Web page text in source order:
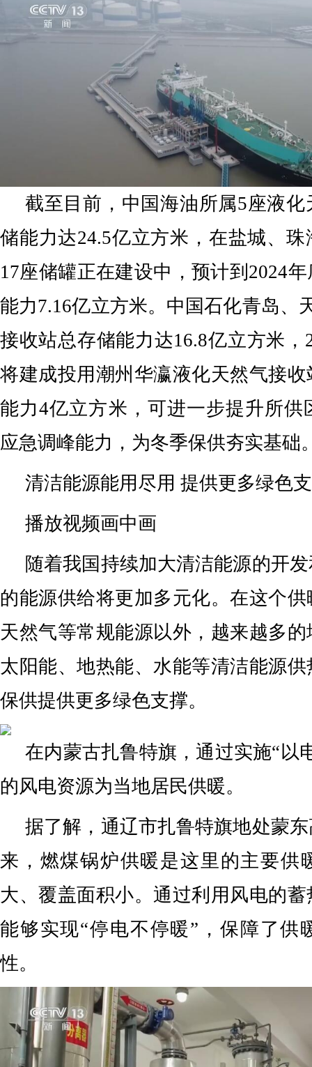
截至目前，中国海油所属5座液
储能力达24.5亿立方米，在盐城、
17座储罐正在建设中，预计到2024
能力7.16亿立方米。中国石化青岛、
接收站总存储能力达16.8亿立方米，
将建成投用潮州华瀛液化天然气接
能力4亿立方米，可进一步提升所供
应急调峰能力，为冬季保供夯实基础
清洁能源能用尽用 提供更多绿色
播放视频画中画
随着我国持续加大清洁能源的开
的能源供给将更加多元化。在这个
天然气等常规能源以外，越来越多
太阳能、地热能、水能等清洁能源
保供提供更多绿色支撑。
在内蒙古扎鲁特旗，通过实施“以
的风电资源为当地居民供暖。
据了解，通辽市扎鲁特旗地处蒙
来，燃煤锅炉供暖是这里的主要供
大、覆盖面积小。通过利用风电的
能够实现“停电不停暖”，保障了供
性。